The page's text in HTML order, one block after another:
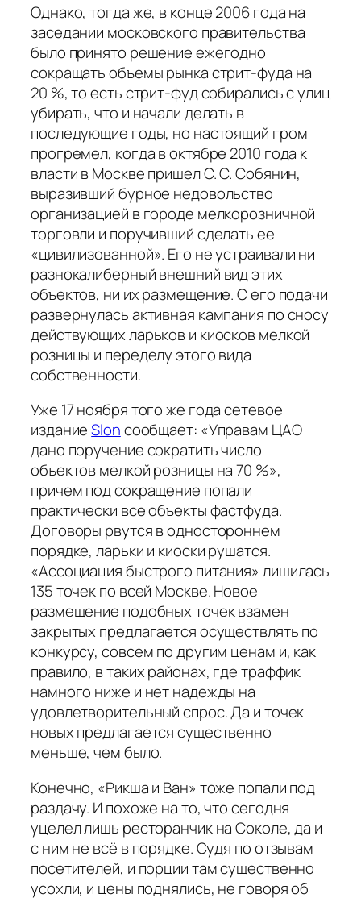
Однако, тогда же, в конце 2006 года на
заседании московского правительства
было принято решение ежегодно
сокращать объемы рынка стрит-фуда на
20 %, то есть стрит-фуд собирались с улиц
убирать, что и начали делать в
последующие годы, но настоящий гром
прогремел, когда в октябре 2010 года к
власти в Москве пришел С. С. Собянин,
выразивший бурное недовольство
организацией в городе мелкорозничной
торговли и поручивший сделать ее
«цивилизованной». Его не устраивали ни
разнокалиберный внешний вид этих
объектов, ни их размещение. С его подачи
развернулась активная кампания по сносу
действующих ларьков и киосков мелкой
розницы и переделу этого вида
собственности.
Уже 17 ноября того же года сетевое
изданиеSlonсообщает: «Управам ЦАО
дано поручение сократить число
объектов мелкой розницы на 70 %»,
причем под сокращение попали
практически все объекты фастфуда.
Договоры рвутся в одностороннем
порядке, ларьки и киоски рушатся.
«Ассоциация быстрого питания» лишилась
135 точек по всей Москве. Новое
размещение подобных точек взамен
закрытых предлагается осуществлять по
конкурсу, совсем по другим ценам и, как
правило, в таких районах, где траффик
намного ниже и нет надежды на
удовлетворительный спрос. Да и точек
новых предлагается существенно
меньше, чем было.
Конечно, «Рикша и Ван» тоже попали под
раздачу. И похоже на то, что сегодня
уцелел лишь ресторанчик на Соколе, да и
с ним не всё в порядке. Судя по отзывам
посетителей, и порции там существенно
усохли, и цены поднялись, не говоря об